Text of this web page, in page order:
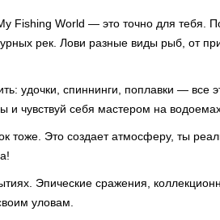
Fishing World — это точно для тебя.
рек. Лови разные виды рыб, от
удочки, спиннинги, поплавки — все
и чувствуй себя мастером на
тоже. Это создает атмосферу, ты
Эпические сражения,
уловам.